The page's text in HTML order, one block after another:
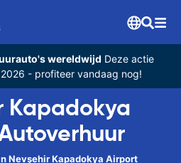
wereldwijd Deze actie
- profiteer vandaag nog!
Kapadokya
Nevşehir Kapadokya Airport